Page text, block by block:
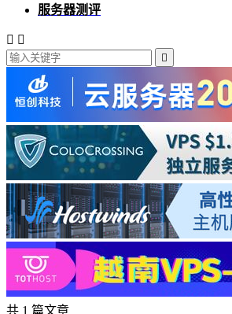
服务器测评
 

共 1 篇文章